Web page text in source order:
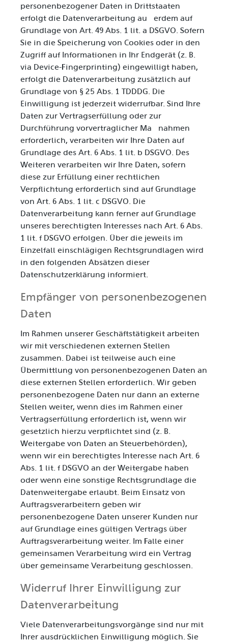
personenbezogener Daten in Drittstaaten
erfolgt die Datenverarbeitung außerdem auf
Grundlage von Art. 49 Abs. 1 lit. a DSGVO. Sofern
Sie in die Speicherung von Cookies oder in den
Zugriff auf Informationen in Ihr Endgerät (z. B.
via Device-Fingerprinting) eingewilligt haben,
erfolgt die Datenverarbeitung zusätzlich auf
Grundlage von § 25 Abs. 1 TDDDG. Die
Einwilligung ist jederzeit widerrufbar. Sind Ihre
Daten zur Vertragserfüllung oder zur
Durchführung vorvertraglicher Maßnahmen
erforderlich, verarbeiten wir Ihre Daten auf
Grundlage des Art. 6 Abs. 1 lit. b DSGVO. Des
Weiteren verarbeiten wir Ihre Daten, sofern
diese zur Erfüllung einer rechtlichen
Verpflichtung erforderlich sind auf Grundlage
von Art. 6 Abs. 1 lit. c DSGVO. Die
Datenverarbeitung kann ferner auf Grundlage
unseres berechtigten Interesses nach Art. 6 Abs.
1 lit. f DSGVO erfolgen. Über die jeweils im
Einzelfall einschlägigen Rechtsgrundlagen wird
in den folgenden Absätzen dieser
Datenschutzerklärung informiert.
Empfänger von personenbezogenen
Daten
Im Rahmen unserer Geschäftstätigkeit arbeiten
wir mit verschiedenen externen Stellen
zusammen. Dabei ist teilweise auch eine
Übermittlung von personenbezogenen Daten an
diese externen Stellen erforderlich. Wir geben
personenbezogene Daten nur dann an externe
Stellen weiter, wenn dies im Rahmen einer
Vertragserfüllung erforderlich ist, wenn wir
gesetzlich hierzu verpflichtet sind (z. B.
Weitergabe von Daten an Steuerbehörden),
wenn wir ein berechtigtes Interesse nach Art. 6
Abs. 1 lit. f DSGVO an der Weitergabe haben
oder wenn eine sonstige Rechtsgrundlage die
Datenweitergabe erlaubt. Beim Einsatz von
Auftragsverarbeitern geben wir
personenbezogene Daten unserer Kunden nur
auf Grundlage eines gültigen Vertrags über
Auftragsverarbeitung weiter. Im Falle einer
gemeinsamen Verarbeitung wird ein Vertrag
über gemeinsame Verarbeitung geschlossen.
Widerruf Ihrer Einwilligung zur
Datenverarbeitung
Viele Datenverarbeitungsvorgänge sind nur mit
Ihrer ausdrücklichen Einwilligung möglich. Sie